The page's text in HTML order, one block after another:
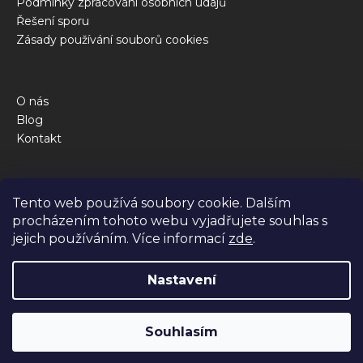
Tento web používá soubory cookie. Dalším
procházením tohoto webu vyjadřujete souhlas s
jejich používáním. Více informací zde.
Nastavení
Souhlasím
Řešení sporu
Zásady používání souborů cookies
O nás
Blog
Kontakt
Obchod
Kalkulačka krmné dávky
Jak to funguje
BiBi FOOD . Všechna práva vyhrazena.